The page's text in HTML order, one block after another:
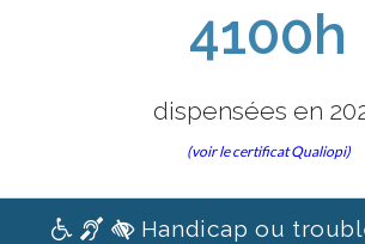
4100h
dispensées en
(voir le certificat Qualiopi)
Handicap ou